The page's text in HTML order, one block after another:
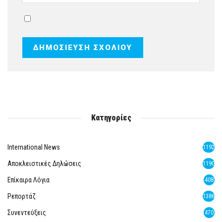
Κατηγορίες
International News 1192
Αποκλειστικές Δηλώσεις 1190
Επίκαιρα Λόγια 408
Ρεπορτάζ 1386
Συνεντεύξεις 470